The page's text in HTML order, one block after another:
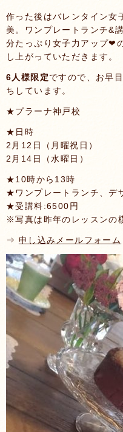
作った後はバレンタイン女
美。ワンプレートランチ&
分たっぷり女子力アップ❤
し上がっていただきます。
6人様限定ですので、お早
ちしています。
★プラーナ神戸校
★日時
2月12日（月曜祝日）
2月14日（水曜日）
★10時から13時
★ワンプレートランチ、デ
★受講料:6500円
※写真は昨年のレッスンの
⇒ 申し込みメールフォーム